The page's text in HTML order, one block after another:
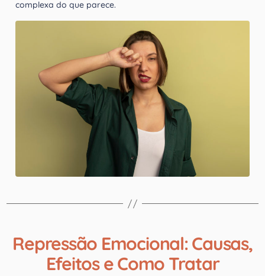
complexa do que parece.
Repressão Emocional: Causas,
Efeitos e Como Tratar